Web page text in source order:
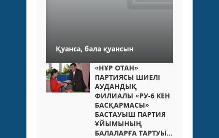
Қуанса, бала қуансын
«НҰР ОТАН»
ПАРТИЯСЫ ШИЕЛІ
АУДАНДЫҚ
ФИЛИАЛЫ «РУ-6 КЕН
БАСҚАРМАСЫ»
БАСТАУЫШ ПАРТИЯ
ҰЙЫМЫНЫҢ
БАЛАЛАРҒА ТАРТУЫ...